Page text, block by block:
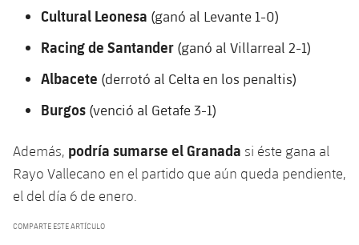
Historia
Palmarés
Infantil
Alevín
plusicon
más
Noticias
Atletismo
plusicon
más
Actualidad
Femenino
Baloncesto en silla de ruedas
Jugadores
plusicon
Actualidad
Jugadores
Hockey hierba
plusicon
más
Noticias
Patinaje artístico
plusicon
más
Cultural Leonesa (ganó al Levante 1-0)
Racing de Santander (ganó al Villarreal 2-1)
Albacete (derrotó al Celta en los penaltis)
Burgos (venció al Getafe 3-1)
Además, podría sumarse el Granada si éste gana al
Rayo Vallecano en el partido que aún queda pendiente,
el del día 6 de enero.
COMPARTE ESTE ARTÍCULO